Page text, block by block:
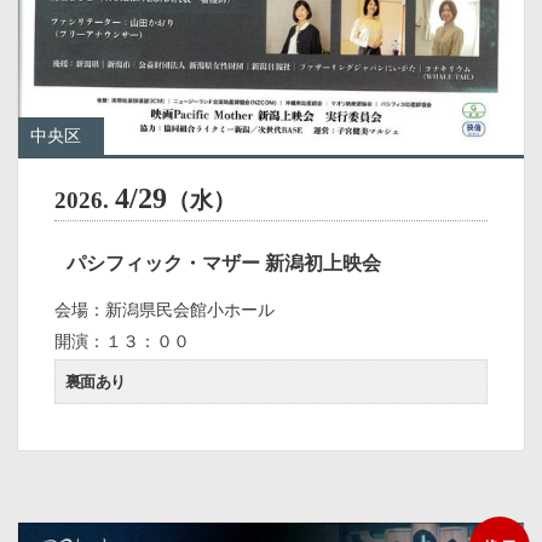
中央区
2026. 4/29 （水）
パシフィック・マザー 新潟初上映会
会場：新潟県民会館小ホール
開演：１３：００
裏面あり